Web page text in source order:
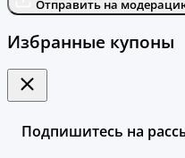
Отправить на
Избранные купоны
Подпишитесь на